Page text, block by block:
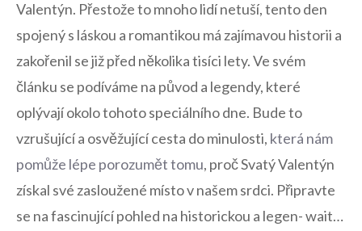
‍Valentýn. Přestože‍ to mnoho ‌lidí​ netuší, tento den
spojený s láskou a romantikou má zajímavou‍ historii ⁣a
zakořenil se již před několika tisíci lety. Ve svém
‌článku se podíváme na⁤ původ a legendy, které
oplývají okolo⁣ tohoto speciálního dne. Bude to
vzrušující a ​osvěžující cesta do minulosti, která nám
pomůže lépe porozumět ‌tomu, proč Svatý Valentýn
získal své zasloužené místo v našem ​srdci. Připravte
se na fascinující ​pohled na historickou ‍a legen- wait…